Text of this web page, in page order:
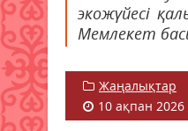
экожүйесі
Мемлекет
Жаңалықтар
10 ақпан 2026